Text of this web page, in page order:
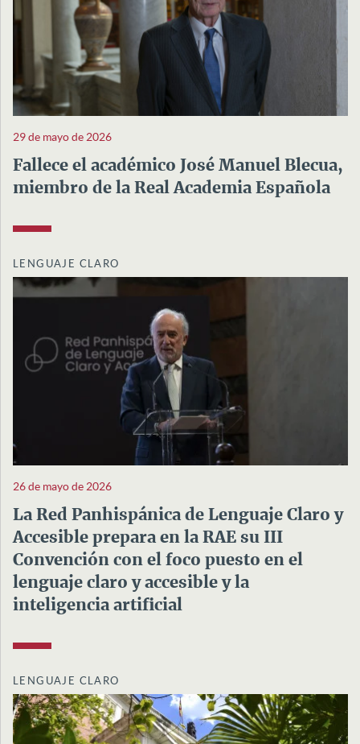
29 de mayo de 2026
Fallece el académico José Manuel Blecua,
miembro de la Real Academia Española
LENGUAJE CLARO
26 de mayo de 2026
La Red Panhispánica de Lenguaje Claro y
Accesible prepara en la RAE su III
Convención con el foco puesto en el
lenguaje claro y accesible y la
inteligencia artificial
LENGUAJE CLARO